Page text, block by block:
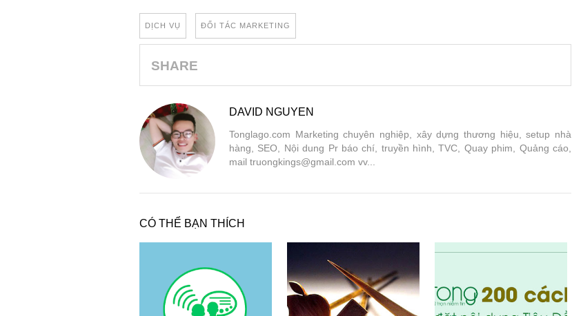
DỊCH VỤ ĐỐI TÁC MARKETING
SHARE
DAVID NGUYEN
Tonglago.com Marketing chuyên nghiệp, xây dựng thương hiệu, setup nhà
hàng, SEO, Nội dung Pr báo chí, truyền hình, TVC, Quay phim, Quảng cáo,
mail truongkings@gmail.com vv...
CÓ THỂ BẠN THÍCH